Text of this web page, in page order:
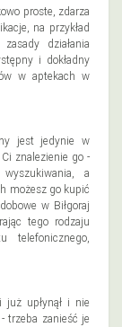
proste, zdarza
na przykład
działania
i dokładny
w aptekach w
jest jedynie w
znalezienie go -
a
możesz go kupić
w Biłgoraj
tego rodzaju
telefonicznego,
upłynął i nie
trzeba zanieść je